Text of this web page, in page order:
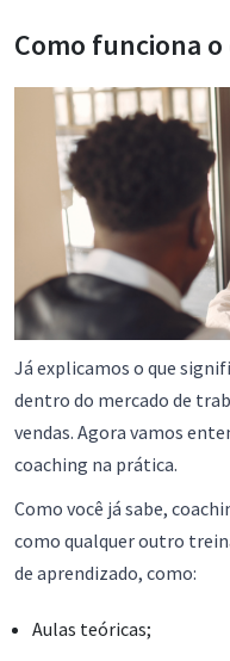
Como funciona
Já explicamos o que
dentro do mercado de
vendas. Agora vamos
coaching na prática.
Como você já sabe,
como qualquer outro
de aprendizado, como:
Aulas teóricas;